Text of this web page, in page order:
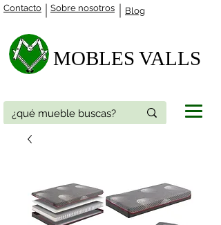
Contacto Blog
Sobre nosotros
MOBLES VALLS​